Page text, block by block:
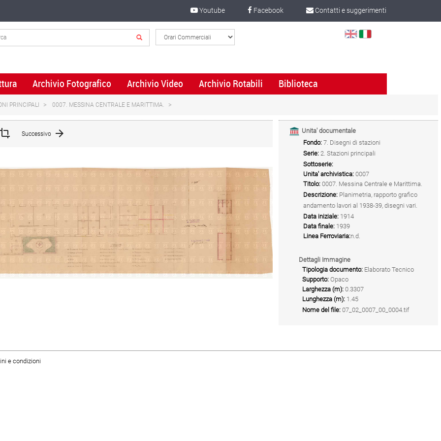
Contatti e suggerimenti
Facebook
Youtube
Select
Archivio Fotografico Archivio Video Archivio Rotabili Biblioteca
PRINCIPALI 0007. MESSINA CENTRALE E MARITTIMA.
Successivo
Unita' documentale
Fondo: 7. Disegni di stazioni
Serie: 2. Stazioni principali
Sottoserie:
Unita' archivistica: 0007
Titolo: 0007. Messina Centrale e Marittima.
Descrizione: Planimetria, rapporto grafico
andamento lavori al 1938-39, disegni vari.
Data iniziale: 1914
Data finale: 1939
Linea Ferroviaria:n.d.
Dettagli Immagine
Tipologia documento: Elaborato Tecnico
Supporto: Opaco
Larghezza (m): 0.3307
Lunghezza (m): 1.45
Nome del file: 07_02_0007_00_0004.tif
e condizioni